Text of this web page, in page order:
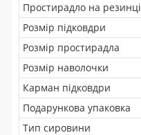
Простирадло на резинці
Розмір підковдри
Розмір простирадла
Розмір наволочки
Карман підковдри
Подарункова упаковка
Тип сировини